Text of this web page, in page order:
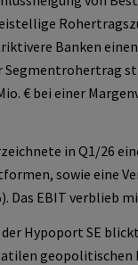
Banken
€ bei einer
in Q1/26
sowie eine
Das EBIT verblieb
Hypoport SE